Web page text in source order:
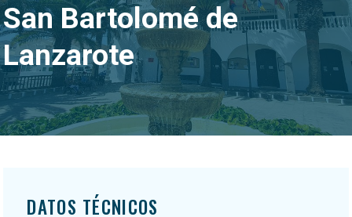
San Bartolomé de
Lanzarote
DATOS TÉCNICOS